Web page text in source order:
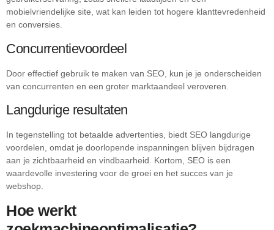
mobielvriendelijke site, wat kan leiden tot hogere klanttevredenheid
en conversies.
Concurrentievoordeel
Door effectief gebruik te maken van SEO, kun je je onderscheiden
van concurrenten en een groter marktaandeel veroveren.
Langdurige resultaten
In tegenstelling tot betaalde advertenties, biedt SEO langdurige
voordelen, omdat je doorlopende inspanningen blijven bijdragen
aan je zichtbaarheid en vindbaarheid. Kortom, SEO is een
waardevolle investering voor de groei en het succes van je
webshop.
Hoe werkt